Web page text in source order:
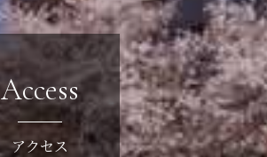
Access
アクセス